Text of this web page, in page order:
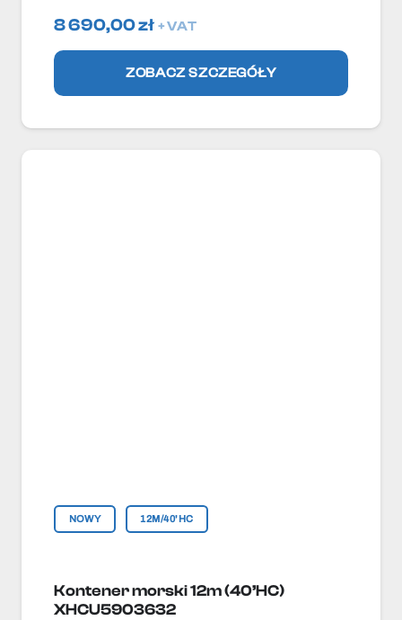
8 690,00zł + VAT
ZOBACZ SZCZEGÓŁY
NOWY 12M/40'HC
Kontener morski 12m (40’HC)
XHCU5903632